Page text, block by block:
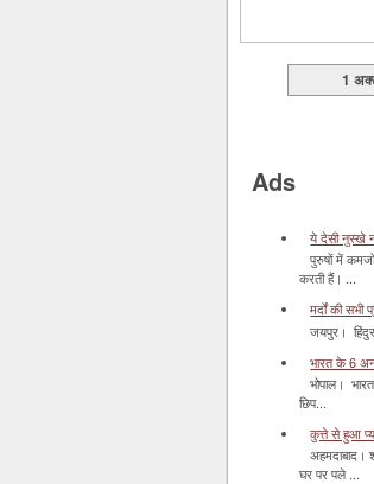
1
Ads
ये देसी नुस्खे
पुरुषों में
करती हैं। ...
मर्दों की
जयपुर।
भारत के 6
भोपाल।
छिप...
कुत्ते से हुआ
अहमदाबाद।
घर पर पले ...